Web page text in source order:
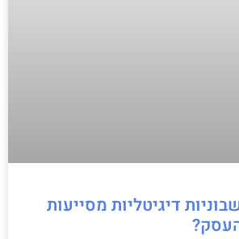
דיגיטליות מסייעות